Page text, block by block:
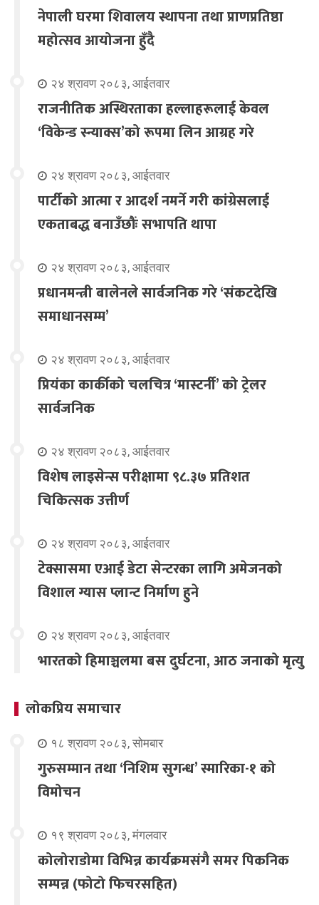
नेपाली घरमा शिवालय स्थापना तथा प्राणप्रतिष्ठा
महोत्सव आयोजना हुँदै
२४ श्रावण २०८३, आईतवार
राजनीतिक अस्थिरताका हल्लाहरूलाई केवल
‘विकेन्ड स्न्याक्स’को रूपमा लिन आग्रह गरे
२४ श्रावण २०८३, आईतवार
पार्टीको आत्मा र आदर्श नमर्ने गरी कांग्रेसलाई
एकताबद्ध बनाउँछौंः सभापति थापा
२४ श्रावण २०८३, आईतवार
प्रधानमन्त्री बालेनले सार्वजनिक गरे ‘संकटदेखि
समाधानसम्म’
२४ श्रावण २०८३, आईतवार
प्रियंका कार्कीको चलचित्र ‘मास्टर्नी’ को ट्रेलर
सार्वजनिक
२४ श्रावण २०८३, आईतवार
विशेष लाइसेन्स परीक्षामा ९८.३७ प्रतिशत
चिकित्सक उत्तीर्ण
२४ श्रावण २०८३, आईतवार
टेक्सासमा एआई डेटा सेन्टरका लागि अमेजनको
विशाल ग्यास प्लान्ट निर्माण हुने
२४ श्रावण २०८३, आईतवार
भारतको हिमाञ्चलमा बस दुर्घटना, आठ जनाको मृत्यु
लोकप्रिय समाचार
१८ श्रावण २०८३, सोमबार
गुरुसम्मान तथा ‘निशिम सुगन्ध’ स्मारिका-१ को
विमोचन
१९ श्रावण २०८३, मंगलवार
कोलोराडोमा विभिन्न कार्यक्रमसंगै समर पिकनिक
सम्पन्न (फोटो फिचरसहित)